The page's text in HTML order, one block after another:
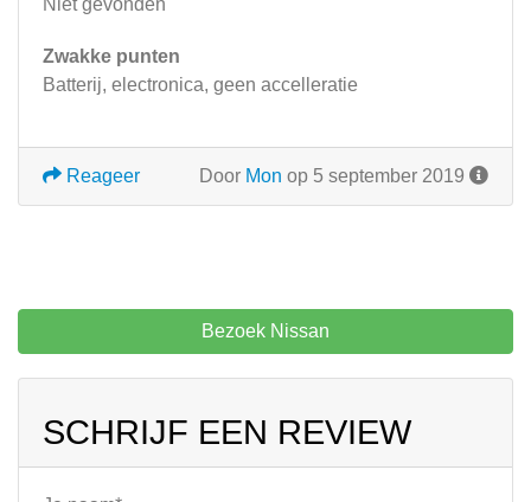
Niet gevonden
Zwakke punten
Batterij, electronica, geen accelleratie
Door Mon op 5 september 2019
Reageer
Bezoek Nissan
SCHRIJF EEN REVIEW